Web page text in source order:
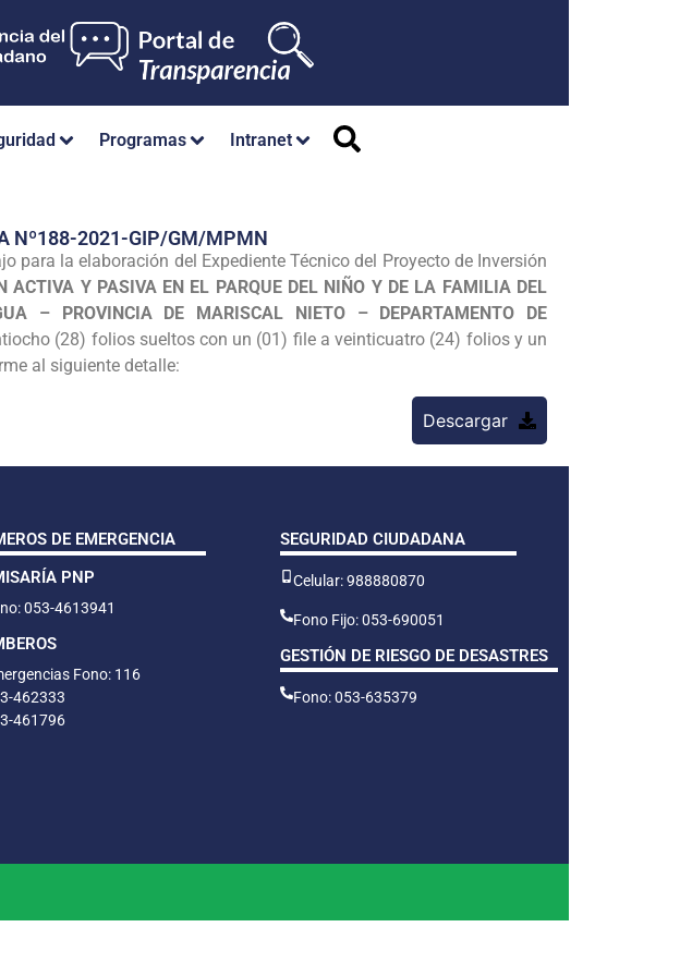
Programas Intranet
Nº188-2021-GIP/GM/MPMN
para la elaboración del Expediente Técnico del Proyecto de Inversión
ACTIVA Y PASIVA EN EL PARQUE DEL NIÑO Y DE LA FAMILIA DEL
– PROVINCIA DE MARISCAL NIETO – DEPARTAMENTO DE
(28) folios sueltos con un (01) file a veinticuatro (24) folios y un
al siguiente detalle:
Descargar
DE EMERGENCIA
PNP
053-4613941
Fono: 116
462333
461796
SEGURIDAD CIUDADANA
Celular: 988880870
Fono Fijo: 053-690051
GESTIÓN DE RIESGO DE DESASTRES
Fono: 053-635379